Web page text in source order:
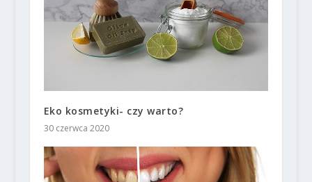
Eko kosmetyki- czy warto?
30 czerwca 2020